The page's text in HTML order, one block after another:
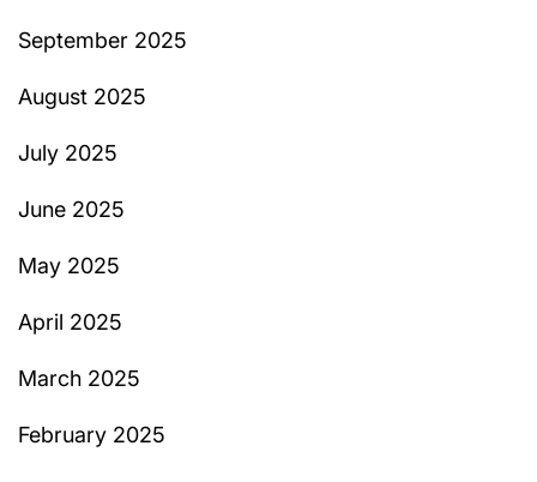
September 2025
August 2025
July 2025
June 2025
May 2025
April 2025
March 2025
February 2025